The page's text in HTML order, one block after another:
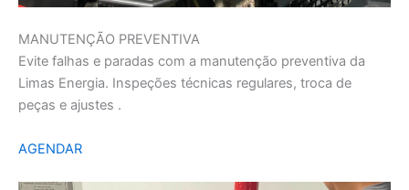
MANUTENÇÃO PREVENTIVA
Evite falhas e paradas com a manutenção preventiva da
Limas Energia. Inspeções técnicas regulares, troca de
peças e ajustes .
AGENDAR